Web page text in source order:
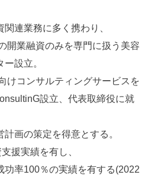
連業務に多く携わり、
開業融資のみを専門に扱う美容
設立。
けコンサルティングサービスを
設立、代表取締役に就
画の策定を得意とする。
援実績を有し、
功率100％の実績を有する(2022